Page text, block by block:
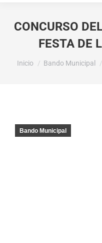
CONCURSO
FESTA DE
Estás aquí:
Inicio Bando Municipal
Bando Municipal